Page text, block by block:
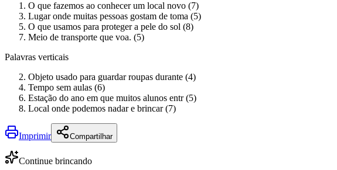
O que fazemos ao conhecer um local novo (7)
Lugar onde muitas pessoas gostam de toma (5)
O que usamos para proteger a pele do sol (8)
Meio de transporte que voa. (5)
Palavras verticais
Objeto usado para guardar roupas durante (4)
Tempo sem aulas (6)
Estação do ano em que muitos alunos entr (5)
Local onde podemos nadar e brincar (7)
Imprimir Compartilhar
Continue brincando